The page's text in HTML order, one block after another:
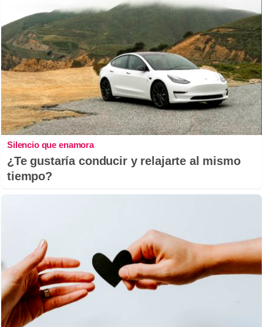
Silencio que enamora
¿Te gustaría conducir y relajarte al mismo
tiempo?